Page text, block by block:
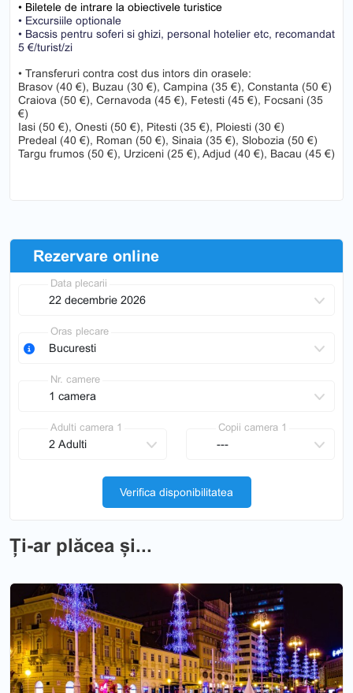
• Biletele de intrare la obiectivele turistice
• Excursiile optionale
• Bacsis pentru soferi si ghizi, personal hotelier etc, recomandat
5 €/turist/zi
• Transferuri contra cost dus intors din orasele:
Brasov (40 €), Buzau (30 €), Campina (35 €), Constanta (50 €)
Craiova (50 €), Cernavoda (45 €), Fetesti (45 €), Focsani (35
€)
Iasi (50 €), Onesti (50 €), Pitesti (35 €), Ploiesti (30 €)
Predeal (40 €), Roman (50 €), Sinaia (35 €), Slobozia (50 €)
Targu frumos (50 €), Urziceni (25 €), Adjud (40 €), Bacau (45 €)
Rezervare online
Data plecarii
Oras plecare
Nr. camere
Adulti camera 1 Copii camera 1
Verifica disponibilitatea
Ți-ar plăcea și...